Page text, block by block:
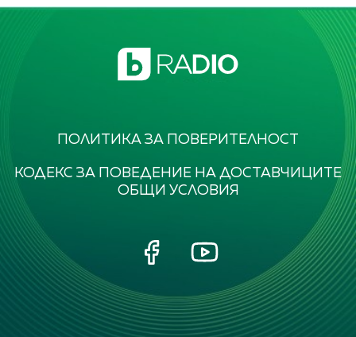
ПОЛИТИКА ЗА ПОВЕРИТЕЛНОСТ
КОДЕКС ЗА ПОВЕДЕНИЕ НА ДОСТАВЧИЦИТЕ
ОБЩИ УСЛОВИЯ